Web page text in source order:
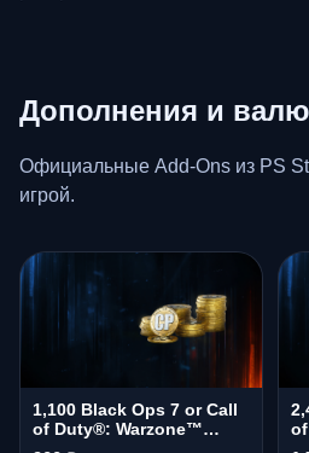
Дополнения и
Официальные Add-Ons из PS
игрой.
1,100 Black Ops 7 or Call
of Duty®: Warzone™
Points